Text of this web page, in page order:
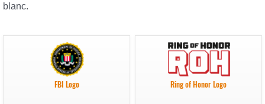
blanc.
FBI Logo Ring of Honor Logo